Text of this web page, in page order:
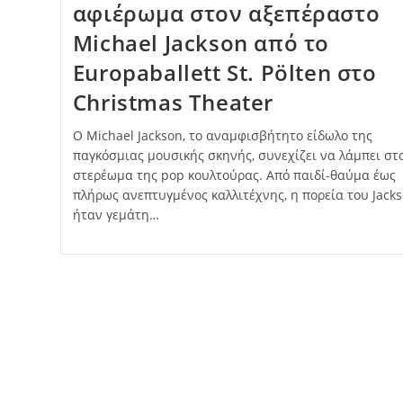
αφιέρωμα στον αξεπέραστο
Michael Jackson από το
Europaballett St. Pölten στο
Christmas Theater
Ο Michael Jackson, το αναμφισβήτητο είδωλο της
παγκόσμιας μουσικής σκηνής, συνεχίζει να λάμπει
στερέωμα της pop κουλτούρας. Από παιδί-θαύμα έως
πλήρως ανεπτυγμένος καλλιτέχνης, η πορεία του
ήταν γεμάτη…